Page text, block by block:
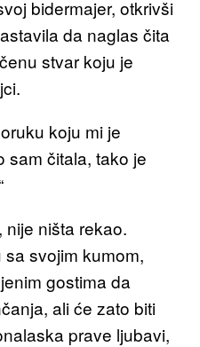
bidermajer, otkrivši
da naglas čita
stvar koju je
koju mi je
sam čitala, tako je
ništa rekao.
svojim kumom,
gostima da
ali će zato biti
prave ljubavi,